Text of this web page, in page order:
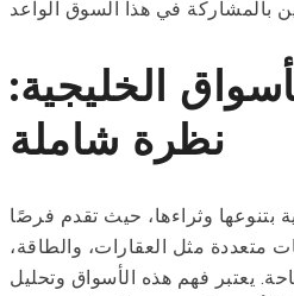
الخليجية:
نظرة شاملة
بتنوعها وثراءها، حيث تقدم فرصًا
متعددة مثل العقارات، والطاقة،
يعتبر فهم هذه الأسواق وتحليل